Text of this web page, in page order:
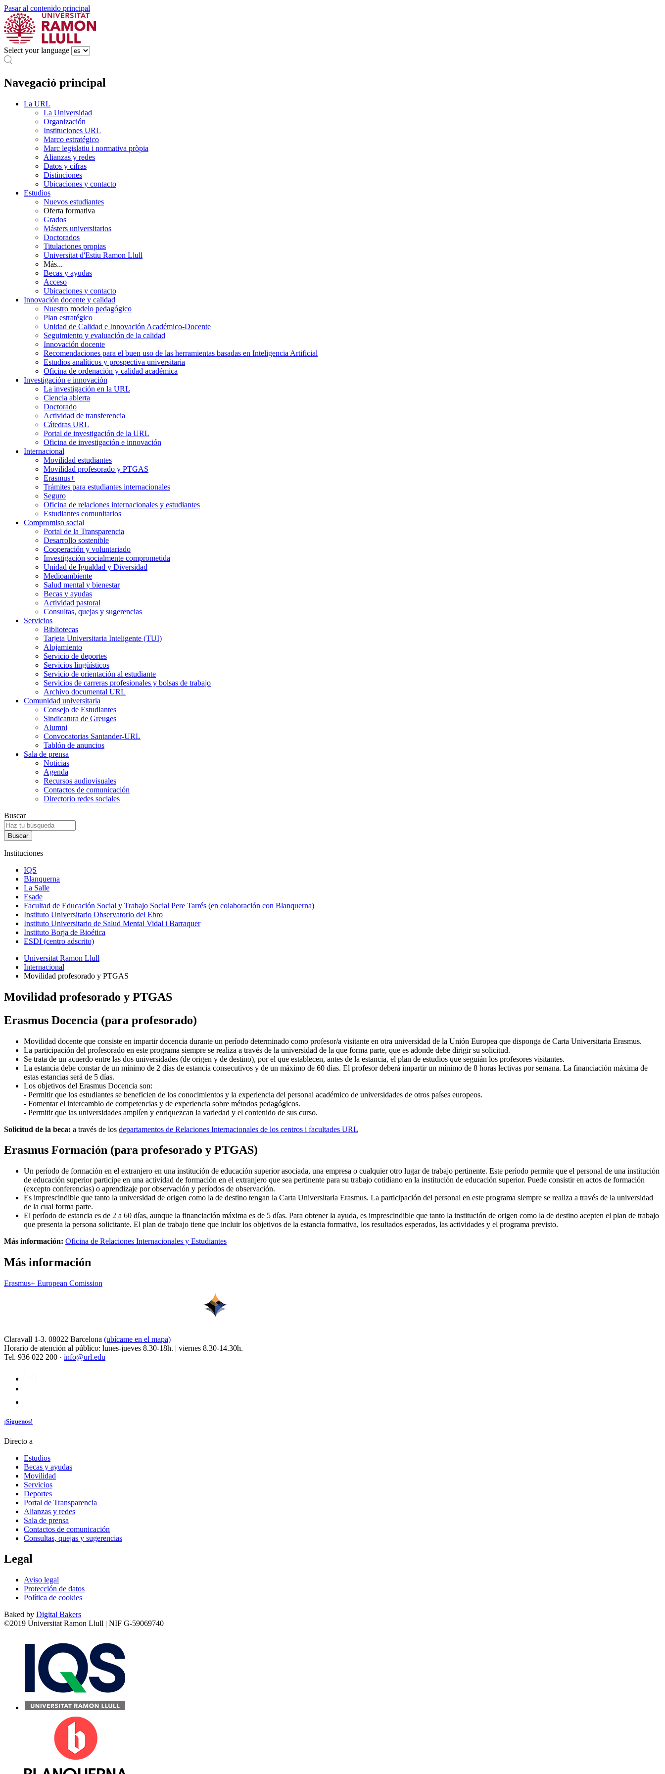
Pasar al contenido principal
Select your language
Navegació principal
La URL
La Universidad
Organización
Instituciones URL
Marco estratégico
Marc legislatiu i normativa pròpia
Alianzas y redes
Datos y cifras
Distinciones
Ubicaciones y contacto
Estudios
Nuevos estudiantes
Oferta formativa
Grados
Másters universitarios
Doctorados
Titulaciones propias
Universitat d'Estiu Ramon Llull
Más...
Becas y ayudas
Acceso
Ubicaciones y contacto
Innovación docente y calidad
Nuestro modelo pedagógico
Plan estratégico
Unidad de Calidad e Innovación Académico-Docente
Seguimiento y evaluación de la calidad
Innovación docente
Recomendaciones para el buen uso de las herramientas basadas en Inteligencia Artificial
Estudios analíticos y prospectiva universitaria
Oficina de ordenación y calidad académica
Investigación e innovación
La investigación en la URL
Ciencia abierta
Doctorado
Actividad de transferencia
Cátedras URL
Portal de investigación de la URL
Oficina de investigación e innovación
Internacional
Movilidad estudiantes
Movilidad profesorado y PTGAS
Erasmus+
Trámites para estudiantes internacionales
Seguro
Oficina de relaciones internacionales y estudiantes
Estudiantes comunitarios
Compromiso social
Portal de la Transparencia
Desarrollo sostenible
Cooperación y voluntariado
Investigación socialmente comprometida
Unidad de Igualdad y Diversidad
Medioambiente
Salud mental y bienestar
Becas y ayudas
Actividad pastoral
Consultas, quejas y sugerencias
Servicios
Bibliotecas
Tarjeta Universitaria Inteligente (TUI)
Alojamiento
Servicio de deportes
Servicios lingüísticos
Servicio de orientación al estudiante
Servicios de carreras profesionales y bolsas de trabajo
Archivo documental URL
Comunidad universitaria
Consejo de Estudiantes
Sindicatura de Greuges
Alumni
Convocatorias Santander-URL
Tablón de anuncios
Sala de prensa
Noticias
Agenda
Recursos audiovisuales
Contactos de comunicación
Directorio redes sociales
Buscar
Instituciones
IQS
Blanquerna
La Salle
Esade
Facultad de Educación Social y Trabajo Social Pere Tarrés (en colaboración con Blanquerna)
Instituto Universitario Observatorio del Ebro
Instituto Universitario de Salud Mental Vidal i Barraquer
Instituto Borja de Bioética
ESDI (centro adscrito)
Universitat Ramon Llull
Internacional
Movilidad profesorado y PTGAS
Movilidad profesorado y PTGAS
Erasmus Docencia (para profesorado)
Movilidad docente que consiste en impartir docencia durante un período determinado como profesor/a visitante en otra universidad de la Unión Europea que disponga de Carta Universitaria Erasmus.
La participación del profesorado en este programa siempre se realiza a través de la universidad de la que forma parte, que es adonde debe dirigir su solicitud.
Se trata de un acuerdo entre las dos universidades (de origen y de destino), por el que establecen, antes de la estancia, el plan de estudios que seguián los profesores visitantes.
La estancia debe constar de un mínimo de 2 días de estancia consecutivos y de un máximo de 60 días. El profesor deberá impartir un mínimo de 8 horas lectivas por semana. La financiación máxima de
estas estancias será de 5 días.
Los objetivos del Erasmus Docencia son:
- Permitir que los estudiantes se beneficien de los conocimientos y la experiencia del personal académico de universidades de otros países europeos.
- Fomentar el intercambio de competencias y de experiencia sobre métodos pedagógicos.
- Permitir que las universidades amplíen y enriquezcan la variedad y el contenido de sus curso.
Solicitud de la beca: a través de los departamentos de Relaciones Internacionales de los centros i facultades URL
Erasmus Formación (para profesorado y PTGAS)
Un período de formación en el extranjero en una institución de educación superior asociada, una empresa o cualquier otro lugar de trabajo pertinente. Este período permite que el personal de una institución
de educación superior participe en una actividad de formación en el extranjero que sea pertinente para su trabajo cotidiano en la institución de educación superior. Puede consistir en actos de formación
(excepto conferencias) o aprendizaje por observación y períodos de observación.
Es imprescindible que tanto la universidad de origen como la de destino tengan la Carta Universitaria Erasmus. La participación del personal en este programa siempre se realiza a través de la universidad
de la cual forma parte.
El período de estancia es de 2 a 60 días, aunque la financiación máxima es de 5 días. Para obtener la ayuda, es imprescindible que tanto la institución de origen como la de destino acepten el plan de trabajo
que presenta la persona solicitante. El plan de trabajo tiene que incluir los objetivos de la estancia formativa, los resultados esperados, las actividades y el programa previsto.
Más información: Oficina de Relaciones Internacionales y Estudiantes
Más información
Erasmus+ European Comission
Claravall 1-3. 08022 Barcelona (ubícame en el mapa)
Horario de atención al público: lunes-jueves 8.30-18h. | viernes 8.30-14.30h.
Tel. 936 022 200 · info@url.edu
¡Síguenos!
Directo a
Estudios
Becas y ayudas
Movilidad
Servicios
Deportes
Portal de Transparencia
Alianzas y redes
Sala de prensa
Contactos de comunicación
Consultas, quejas y sugerencias
Legal
Aviso legal
Protección de datos
Política de cookies
Baked by Digital Bakers
©2019 Universitat Ramon Llull | NIF G-59069740